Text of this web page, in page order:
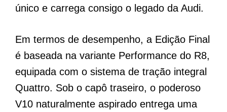
único e carrega consigo o legado da Audi.
Em termos de desempenho, a Edição Final
é baseada na variante Performance do R8,
equipada com o sistema de tração integral
Quattro. Sob o capô traseiro, o poderoso
V10 naturalmente aspirado entrega uma